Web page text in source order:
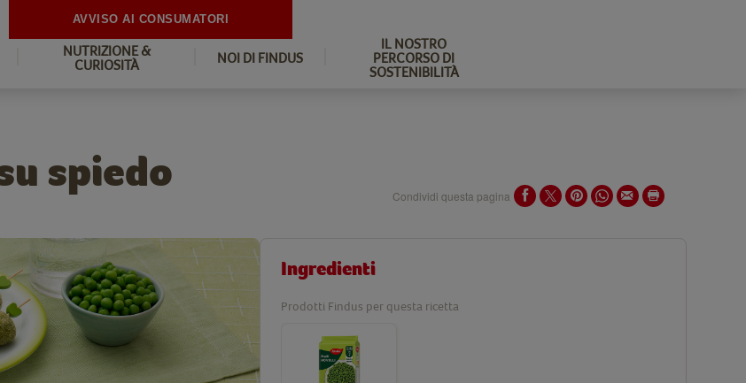
NUTRIZIONE &
CURIOSITÀ
NOI DI FINDUS
IL NOSTRO
PERCORSO DI
SOSTENIBILITÀ
spiedo Condividi questa pagina
Ingredienti
Prodotti Findus per questa ricetta
AVVISO AI CONSUMATORI